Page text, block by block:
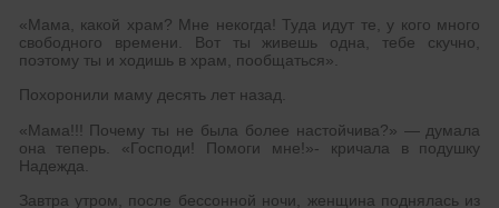
«Мама, какой храм? Мне некогда! Туда идут те, у кого много
свободного времени. Вот ты живешь одна, тебе скучно,
поэтому ты и ходишь в храм, пообщаться».
Похоронили маму десять лет назад.
«Мама!!! Почему ты не была более настойчива?» — думала
она теперь. «Господи! Помоги мне!»- кричала в подушку
Надежда.
Завтра утром, после бессонной ночи, женщина поднялась из